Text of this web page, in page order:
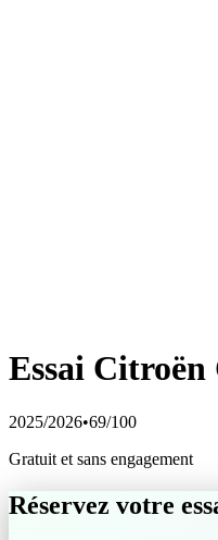
Essai Citroën
2025/2026•69/100
Gratuit et sans engagement
Réservez votre